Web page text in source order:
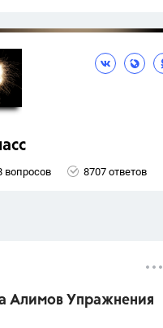
вопросов 8707 ответов
Алимов Упражнения